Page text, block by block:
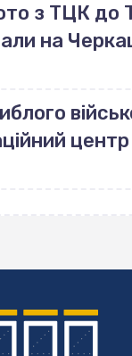
з ТЦК до
на
центр